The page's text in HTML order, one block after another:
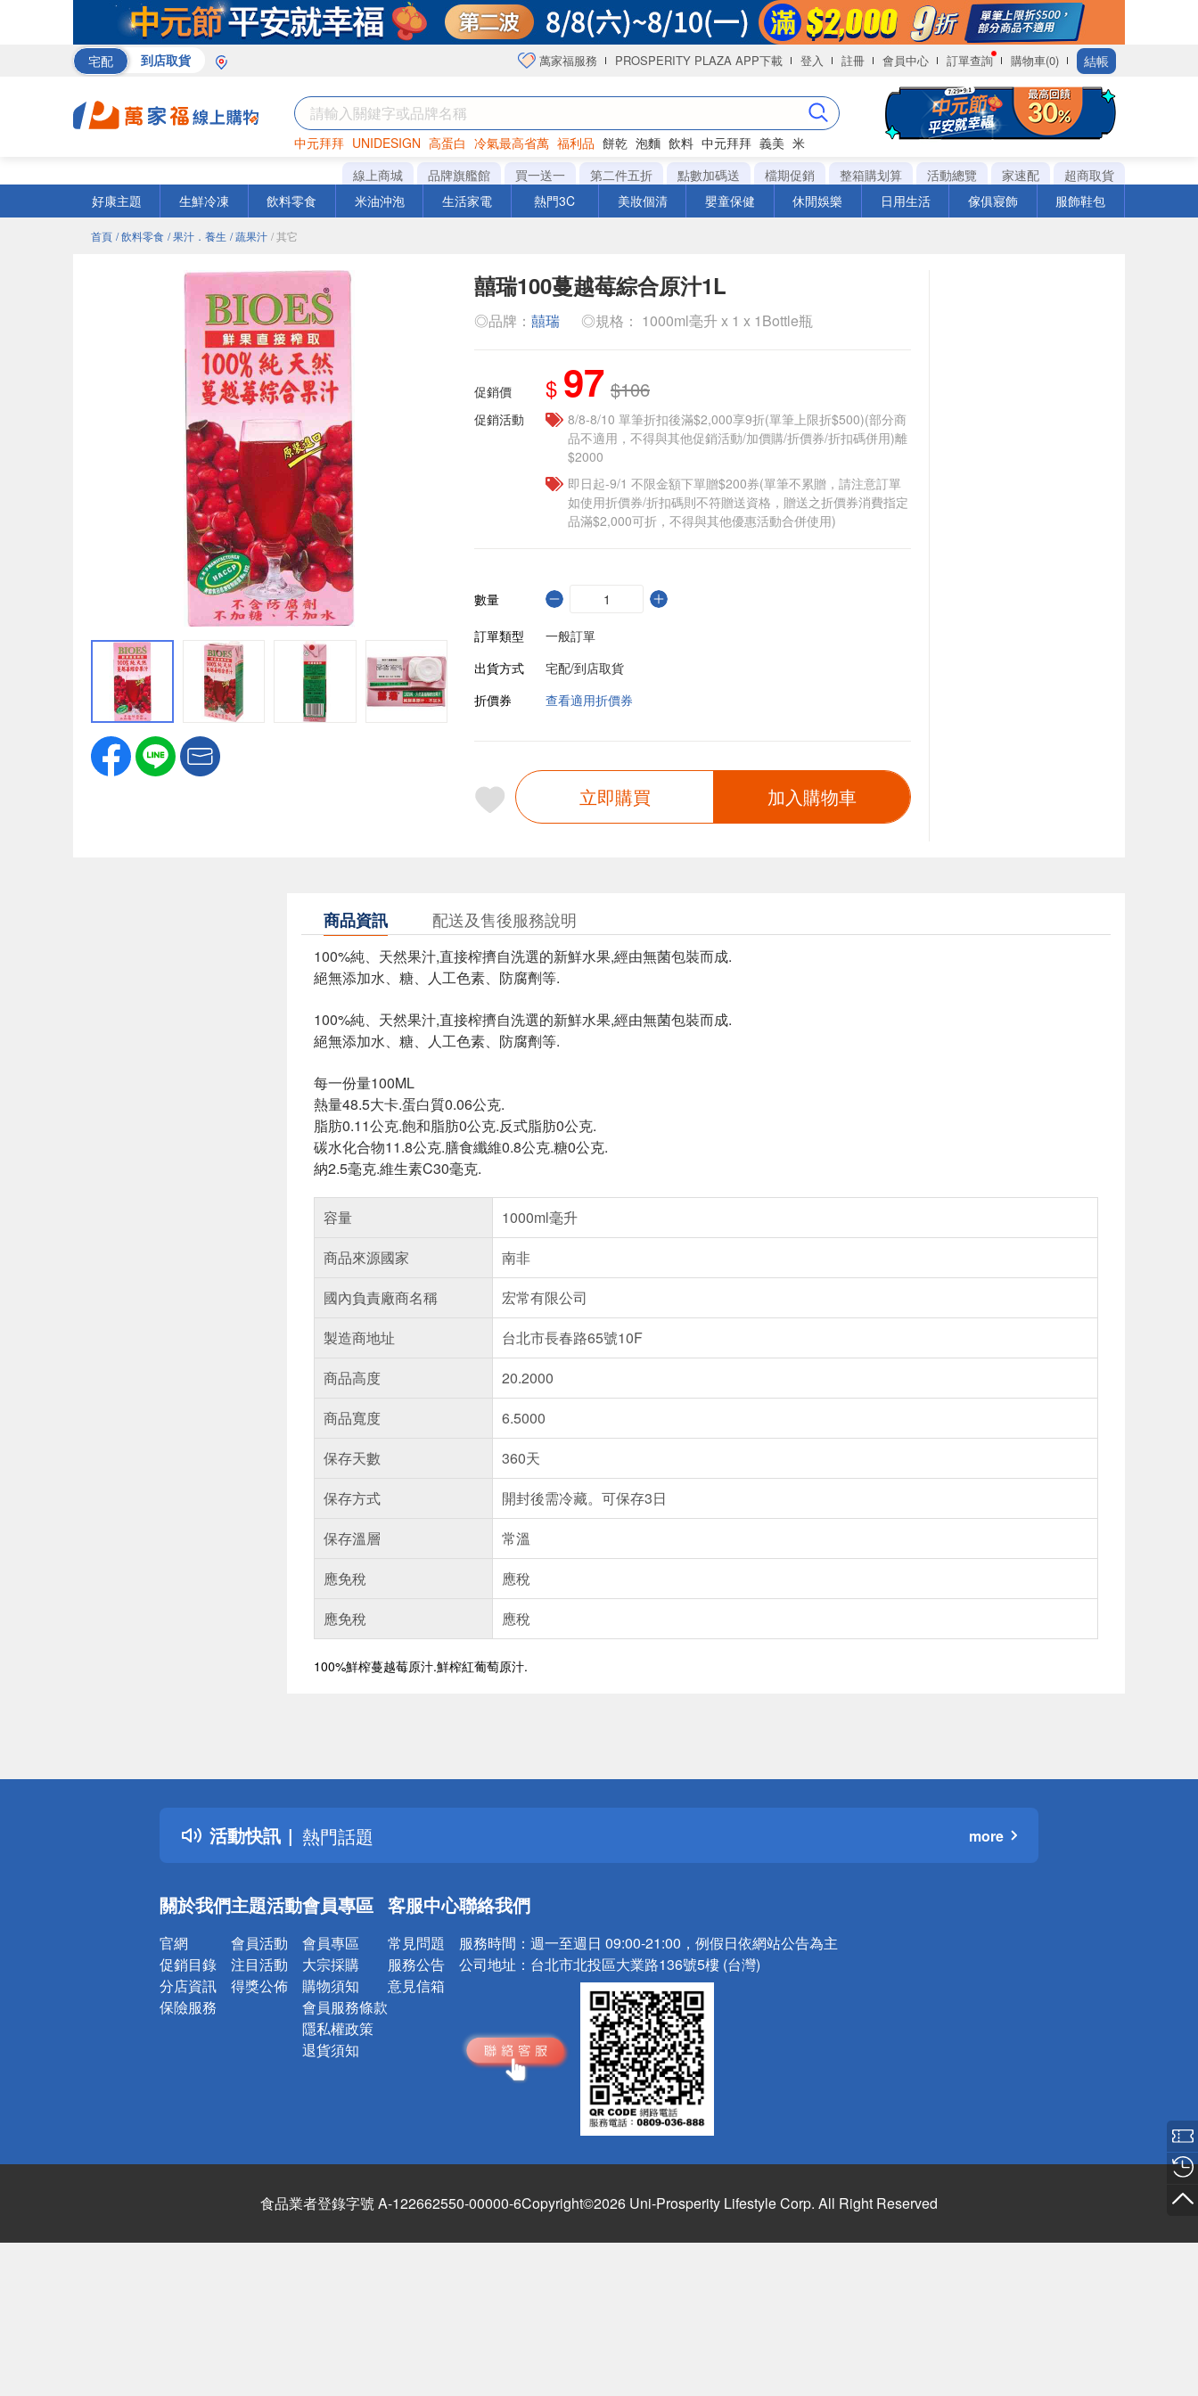
宅配 到店取貨 萬家福服務 PROSPERITY PLAZA APP下載 登入 註冊 會員中心 訂單查詢 購物車(0) 結帳
中元拜拜 UNIDESIGN 高蛋白 冷氣最高省萬 福利品 餅乾 泡麵 飲料 中元拜拜 義美 米
罐頭 咖啡 海苔
線上商城 品牌旗艦館 買一送一 第二件五折 點數加碼送 檔期促銷 整箱購划算 活動總覽 家速配
超商取貨
好康主題
生鮮冷凍 飲料零食 米油沖泡 生活家電 熱門3C 美妝個清 嬰童保健 休閒娛樂 日用生活 傢俱寢飾 服飾鞋包
首頁 / 飲料零食 / 果汁．養生 / 蔬果汁 / 其它
囍瑞100蔓越莓綜合原汁1L
◎品牌： 囍瑞 ◎規格： 1000ml毫升 x 1 x 1Bottle瓶
促銷價 $ 97 $106
促銷活動
8/8-8/10 單筆折扣後滿$2,000享9折(單筆上限折$500)(部分商
品不適用，不得與其他促銷活動/加價購/折價券/折扣碼併用)離
$2000
即日起-9/1 不限金額下單贈$200券(單筆不累贈，請注意訂單
如使用折價券/折扣碼則不符贈送資格，贈送之折價券消費指定
品滿$2,000可折，不得與其他優惠活動合併使用)
數量
訂單類型
一般訂單
出貨方式
宅配/到店取貨
折價券
查看適用折價券
立即購買 加入購物車
商品資訊 配送及售後服務說明
100%純、天然果汁,直接榨擠自洗選的新鮮水果,經由無菌包裝而成.
絕無添加水、糖、人工色素、防腐劑等.
100%純、天然果汁,直接榨擠自洗選的新鮮水果,經由無菌包裝而成.
絕無添加水、糖、人工色素、防腐劑等.
每一份量100ML
熱量48.5大卡.蛋白質0.06公克.
脂肪0.11公克.飽和脂肪0公克.反式脂肪0公克.
碳水化合物11.8公克.膳食纖維0.8公克.糖0公克.
納2.5毫克.維生素C30毫克.
容量
1000ml毫升
商品來源國家
南非
國內負責廠商名稱
宏常有限公司
製造商地址
台北市長春路65號10F
商品高度
20.2000
商品寬度
6.5000
保存天數
360天
保存方式
開封後需冷藏。可保存3日
保存溫層
常溫
應免稅
應稅
應免稅
應稅
100%鮮榨蔓越莓原汁.鮮榨紅葡萄原汁.
活動快訊
詐騙網頁！請小心！
得獎公告
熱門話題
銀行優惠
詐騙網頁！請小心！
more
關於我們
官網
促銷目錄
分店資訊
保險服務
主題活動
會員活動
注目活動
得獎公佈
會員專區
會員專區
大宗採購
購物須知
會員服務條款
隱私權政策
退貨須知
客服中心
常見問題
服務公告
意見信箱
聯絡我們
服務時間： 週一至週日 09:00-21:00，例假日依網站公告為主
公司地址： 台北市北投區大業路136號5樓 (台灣)
食品業者登錄字號 A-122662550-00000-6Copyright©2026 Uni-Prosperity Lifestyle Corp. All Right Reserved